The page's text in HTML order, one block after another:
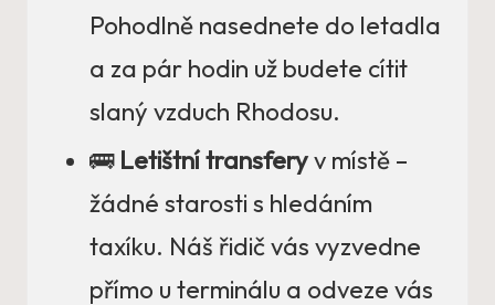
Pohodlně nasednete do letadla
a za pár hodin už budete cítit
slaný vzduch Rhodosu.
🚌 Letištní transferyv místě –
žádné starosti s hledáním
taxíku. Náš řidič vás vyzvedne
přímo u terminálu a odveze vás